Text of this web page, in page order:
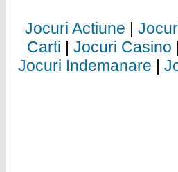
Jocuri Actiune |
Carti | Jocuri Casino |
Jocuri Indemanare |